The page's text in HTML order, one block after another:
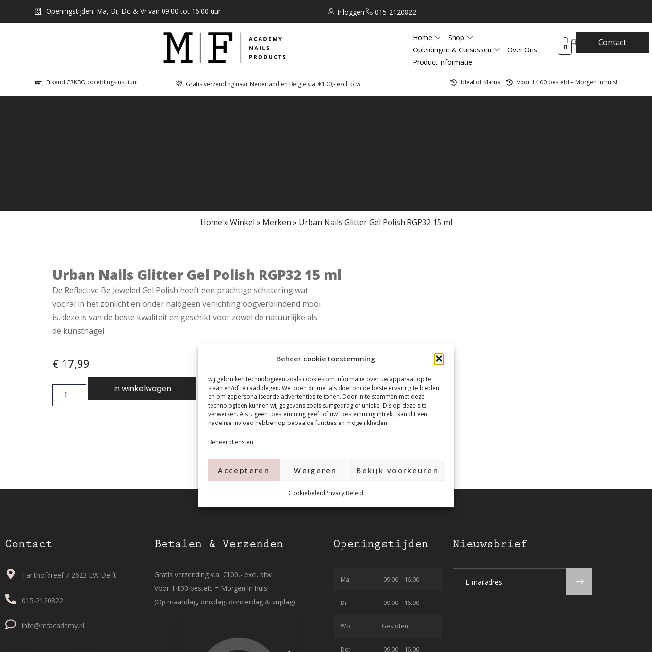
Beheer cookie toestemming
wij gebruiken technologieën zoals cookies om informatie over uw apparaat op te
slaan en/of te raadplegen. We doen dit met als doel om de beste ervaring te bieden
en om gepersonaliseerde advertenties te tonen. Door in te stemmen met deze
technologieën kunnen wij gegevens zoals surfgedrag of unieke ID's op deze site
verwerken. Als u geen toestemming geeft of uw toestemming intrekt, kan dit een
nadelige invloed hebben op bepaalde functies en mogelijkheden.
Beheer diensten
Accepteren Weigeren Bekijk voorkeuren
CookiebeleidPrivacy Beleid
Openingstijden: Ma, Di, Do & Vr van 09.00 tot 16.00 uur Inloggen 015-2120822
Home
Shop
Opleidingen & Cursussen
Over Ons
Product informatie
0 Contact
Erkend CRKBO opleidingsinstituut Gratis verzending naar Nederland en België v.a. €100,- excl. btw Ideal of Klarna Voor 14:00 besteld = Morgen in huis!
Home » Winkel » Merken » Urban Nails Glitter Gel Polish RGP32 15 ml
Urban Nails Glitter Gel Polish RGP32 15 ml
De Reflective Be Jeweled Gel Polish heeft een prachtige schittering wat
vooral in het zonlicht en onder halogeen verlichting oogverblindend mooi
is, deze is van de beste kwaliteit en geschikt voor zowel de natuurlijke als
de kunstnagel.
€17,99
In winkelwagen
Contact
Tanthofdreef 7 2623 EW Delft
015-2120822
info@mfacademy.nl
Betalen & Verzenden
Gratis verzending v.a. €100,- excl. btw
Voor 14:00 besteld = Morgen in huis!
(Op maandag, dinsdag, donderdag & vrijdag)
Openingstijden
Ma: 09.00 – 16.00
Di: 09.00 – 16.00
Wo: Gesloten
Do: 09.00 – 16.00
Nieuwsbrief